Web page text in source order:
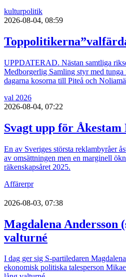
kulturpolitik
2026-08-04, 08:59
UPPDATERAD. Nästan samtliga
Medborgerlig Samling styr med tunga
dagarna kosorna till Piteå och
val 2026
2026-08-04, 07:22
Svagt upp för Åkestam
En av Sveriges största reklambyråer
av omsättningen men en marginell
räkenskapsåret 2025.
Affärerpr
2026-08-03, 07:38
Magdalena Andersson
valturné
I dag ger sig S-partiledaren
ekonomisk politiska talesperson